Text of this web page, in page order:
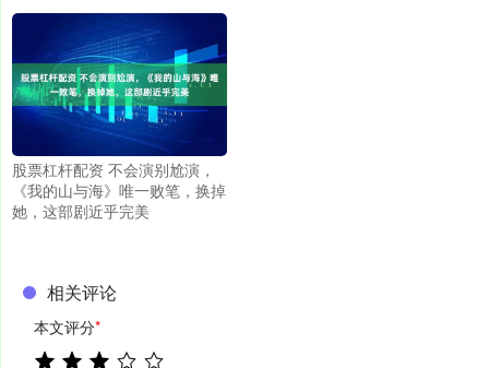
股票杠杆配资 不会演别尬演，
《我的山与海》唯一败笔，换掉
她，这部剧近乎完美
相关评论
本文评分*